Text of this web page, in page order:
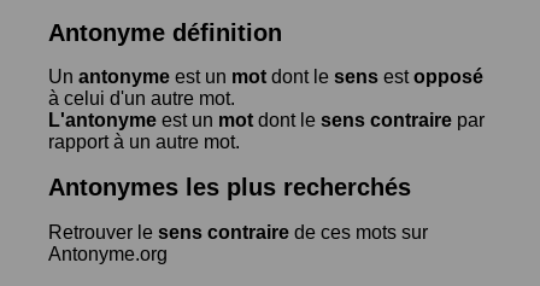
Antonyme définition
Un antonyme est un mot dont le sens estopposé
à celui d'un autre mot.
L'antonyme est un mot dont le sens contraire par
rapport à un autre mot.
Antonymes les plus recherchés
Retrouver le sens contraire de ces mots sur
Antonyme.org